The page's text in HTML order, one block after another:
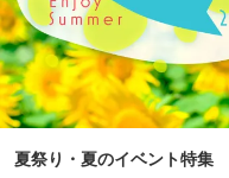
夏祭り・夏のイベント特集